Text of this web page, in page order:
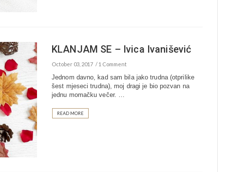
KLANJAM SE – Ivica Ivanišević
October 03, 2017 1 Comment
Jednom davno, kad sam bila jako trudna (otprilike
šest mjeseci trudna), moj dragi je bio pozvan na
jednu momačku večer. …
READ MORE